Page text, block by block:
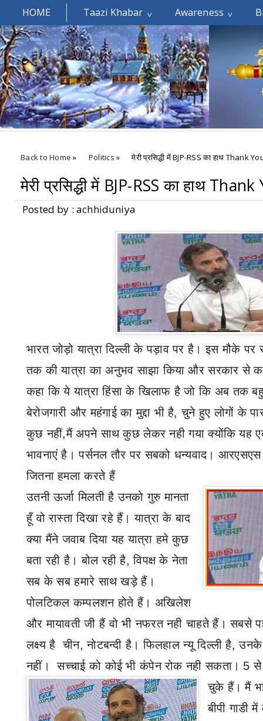
HOME Taazi Khabar Awareness
Welcomes You.....
Back to Home » Politics » मेरी प्रसिद्धी में BJP-RSS का हाथ Thank
मेरी प्रसिद्धी में BJP-RSS का हाथ Thank
Posted by : achhiduniya
भारत जोड़ो यात्रा दिल्ली के पड़ाव पर है। इस मौके पर
तक की यात्रा का अनुभव साझा किया और सरकार से
कहा कि ये यात्रा हिंसा के खिलाफ है जो कि अब तक
बेरोजगारी औरमहंगाईका मुद्दा भी है,चुने हुए लोगों के
कुछ नहीं,मैं अपने साथ कुछ लेकर नही गया क्योंकि यह
भावनाएं है ।पर्सनल तौर पर सबको धन्यवाद।
जितना हमला करते हैं
उतनीऊर्जा मिलती है उनको गुरु मानता
हूँ वो रास्ता दिखा रहे हैं। यात्रा के बाद
क्या मैंने जवाब दिया यह यात्रा हमे कुछ
बता रही है। बोल रही है,विपक्ष के नेता
सब के सब हमारे साथ खड़े हैं।
पोलटिकल कम्पलशन होते हैं। अखिलेश
और मायावती जी हैं वो भी नफरत नही चाहते हैं। सबसे
लक्ष्य है चीन,नोटबन्दी है। फिलहाल न्यू दिल्ली है,उनके
नहीं। सच्चाई को कोई भी कंपेन रोक नही सकता। 5
चुके हैं। मैं
बीपी